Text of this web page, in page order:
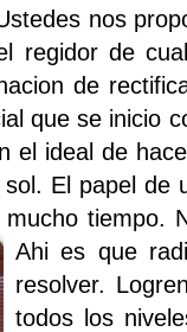
nos
regidor de
de
que se inicio
el ideal de
El papel
Ahi es que
resolver.
todos los